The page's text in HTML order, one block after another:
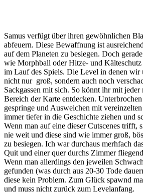
Samus verfügt über ihren gewöhnlichen
abfeuern. Diese Bewaffnung ist
auf dem Planeten zu besiegen. Doch
wie Morphball oder Hitze- und Kälteschutz
im Lauf des Spiels. Die Level in denen wir
nicht nur groß, sondern auch noch
Sackgassen mit sich. So könnt ihr mit jeder
Bereich der Karte entdecken.
gespringe und Ausweichen mit
immer tiefer in die Geschichte ziehen und
Wenn man auf eine dieser Cutscenes trifft,
nie weit und diese sind wie immer groß,
zu besiegen. Ich war durchaus merhfach
Quit und einer quer durchs Zimmer
Wenn man allerdings den jeweilen
gefunden (was durch aus 20-30 Tode
diese kein Problem. Zum Glück spawnd
und muss nicht zurück zum Levelanfang.